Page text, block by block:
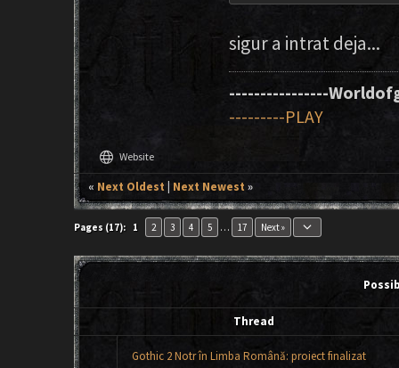
sigur a intrat deja...
----------------
---------PLAY
language Website
« Next Oldest Next Newest »
Pages (17): 1 2 3 4 5 … 17 Next » keyboard_arrow_down
Thread
Gothic 2 Notr în Limba Română: proiect finalizat